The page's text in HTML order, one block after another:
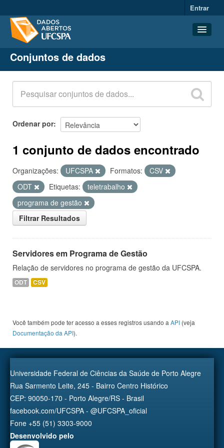
Entrar
Conjuntos de dados
Organizações
Grupos
Sobre
Conjuntos de dados
Ordenar por
1 conjunto de dados encontrado
Organizações: UFCSPA Formatos:
CSV
ODT
Etiquetas:
teletrabalho
programa de gestão
Filtrar Resultados
Servidores em Programa de Gestão
Relação de servidores no programa de gestão da UFCSPA.
ODT CSV
Você também pode ter acesso a esses registros usando a API (veja
Documentação da API).
Universidade Federal de Ciências da Saúde de Porto Alegre
Rua Sarmento Leite, 245 - Bairro Centro Histórico
CEP: 90050-170 - Porto Alegre/RS - Brasil
facebook.com/UFCSPA - @UFCSPA_oficial
Fone +55 (51) 3303-9000
Desenvolvido pelo